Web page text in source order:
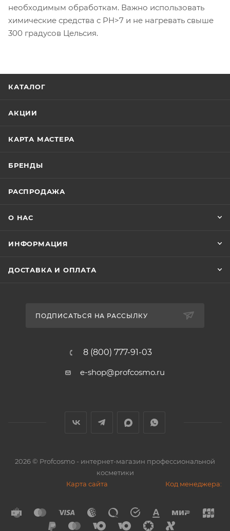
необходимым обработкам. Важно использовать
химические средства с PH>7 и не нагревать свыше
300 градусов Цельсия.
КАТАЛОГ
АКЦИИ
КАРТА МАСТЕРА
БРЕНДЫ
РАСПРОДАЖА
О НАС
ИНФОРМАЦИЯ
ДОСТАВКА И ОПЛАТА
ПОДПИСАТЬСЯ НА РАССЫЛКУ
8 (800) 777-91-03
e-shop@profcosmo.ru
2026© Profcosmo - интернет-магазин профессиональной
косметики
Карта сайта
Код менеджера: